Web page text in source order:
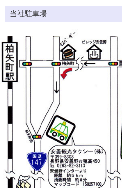
当社駐車場